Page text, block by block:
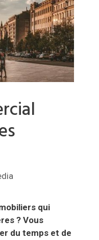
qui
? Vous
du temps et de